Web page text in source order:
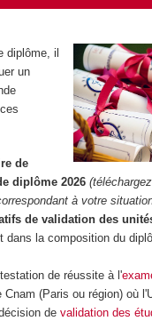
diplôme, il
un
de
diplôme 2026
à votre
de validation des
dans la composition du
de réussite à l'
Cnam (Paris ou région) où
de validation des